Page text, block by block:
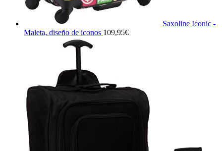
Saxoline Iconic -
Maleta, diseño de iconos 109,95€